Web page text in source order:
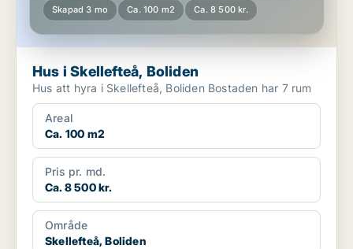
Skapad 3 mo Ca. 100 m2 Ca. 8 500 kr.
Hus i Skellefteå, Boliden
Hus att hyra i Skellefteå, Boliden Bostaden har 7 rum
Areal
Ca. 100 m2
Pris pr. md.
Ca. 8 500 kr.
Område
Skellefteå, Boliden